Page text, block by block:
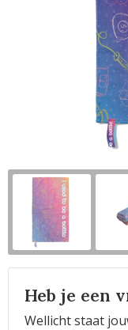
Heb je een
Wellicht staat